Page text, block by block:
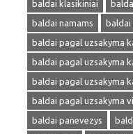
baldai klasikiniai
baldai namams
baldai
baldai pagal uzsakyma
baldai pagal uzsakyma
baldai pagal uzsakyma
baldai pagal uzsakyma
baldai panevezys